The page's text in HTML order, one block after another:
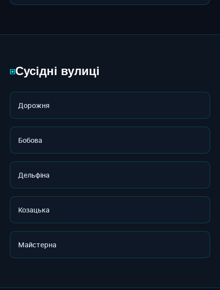
▣Сусідні вулиці
Дорожня
Бобова
Дельфіна
Козацька
Майстерна